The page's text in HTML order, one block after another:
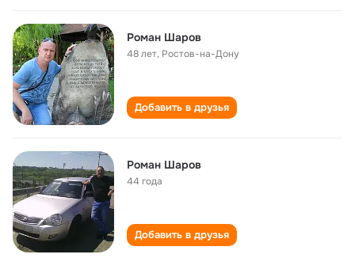
Роман Шаров
48 лет, Ростов-на-Дону
Добавить в друзья
Роман Шаров
44 года
Добавить в друзья